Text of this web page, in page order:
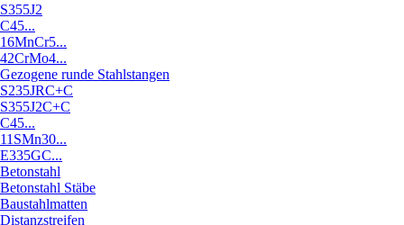
S355J2
C45...
16MnCr5...
42CrMo4...
Gezogene runde Stahlstangen
S235JRC+C
S355J2C+C
C45...
11SMn30...
E335GC...
Betonstahl
Betonstahl Stäbe
Baustahlmatten
Distanzstreifen